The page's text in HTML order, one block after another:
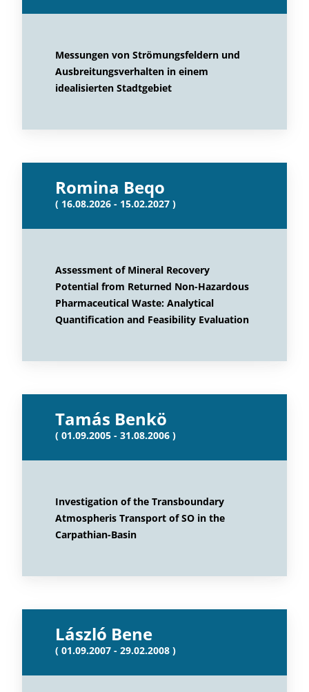
Messungen von Strömungsfeldern und
Ausbreitungsverhalten in einem
idealisierten Stadtgebiet
Romina Beqo
( 16.08.2026 - 15.02.2027 )
Assessment of Mineral Recovery
Potential from Returned Non-Hazardous
Pharmaceutical Waste: Analytical
Quantification and Feasibility Evaluation
Tamás Benkö
( 01.09.2005 - 31.08.2006 )
Investigation of the Transboundary
Atmospheris Transport of SO in the
Carpathian-Basin
László Bene
( 01.09.2007 - 29.02.2008 )